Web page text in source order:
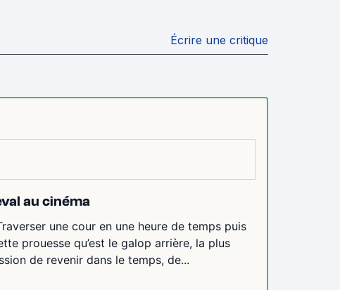
Écrire une critique
au cinéma
une cour en une heure de temps puis
prouesse qu’est le galop arrière, la plus
de revenir dans le temps, de...